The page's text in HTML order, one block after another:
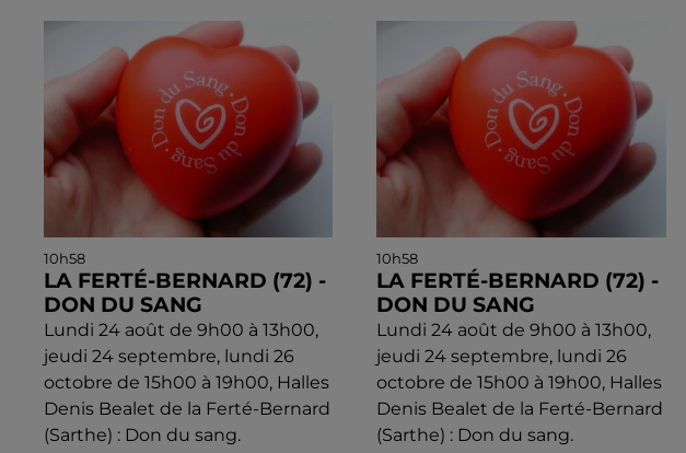
10h58
LA FERTÉ-BERNARD (72) -
DON DU SANG
Lundi 24 août de 9h00 à 13h00,
jeudi 24 septembre, lundi 26
octobre de 15h00 à 19h00, Halles
Denis Bealet de la Ferté-Bernard
(Sarthe) : Don du sang.
10h58
LA FERTÉ-BERNARD (72) -
DON DU SANG
Lundi 24 août de 9h00 à 13h00,
jeudi 24 septembre, lundi 26
octobre de 15h00 à 19h00, Halles
Denis Bealet de la Ferté-Bernard
(Sarthe) : Don du sang.